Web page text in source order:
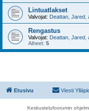
Lintuatlakset
Valvojat: Deattan Jared
Rengastus
Valvojat: Deattan Jared
Aiheet: 5
Etusivu Viesti
Keskustelufoorumin